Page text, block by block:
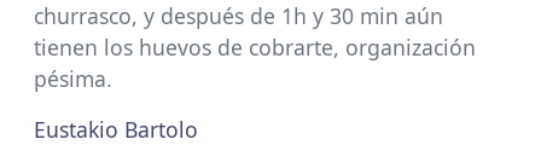
churrasco, y después de 1h y 30 min aún
tienen los huevos de cobrarte, organización
pésima.
Eustakio Bartolo